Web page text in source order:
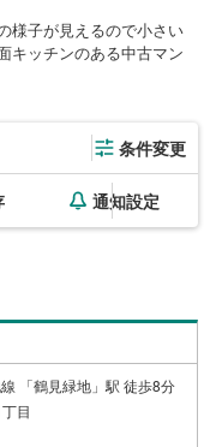
様子が見えるので小さい
キッチンのある中古マン
条件変更
通知設定
「鶴見緑地」駅 徒歩8分
目